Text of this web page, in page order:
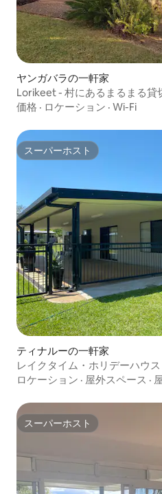
ヤンガバラの一軒家
Lorikeet - 村にあるまるまる貸
価格 · ロケーション · Wi-Fi
スーパーホスト
スーパーホスト
ティナルーの一軒家
レイクタイム・ホリデーハウス
ロケーション · 屋外スペース ·
スーパーホスト
スーパーホスト